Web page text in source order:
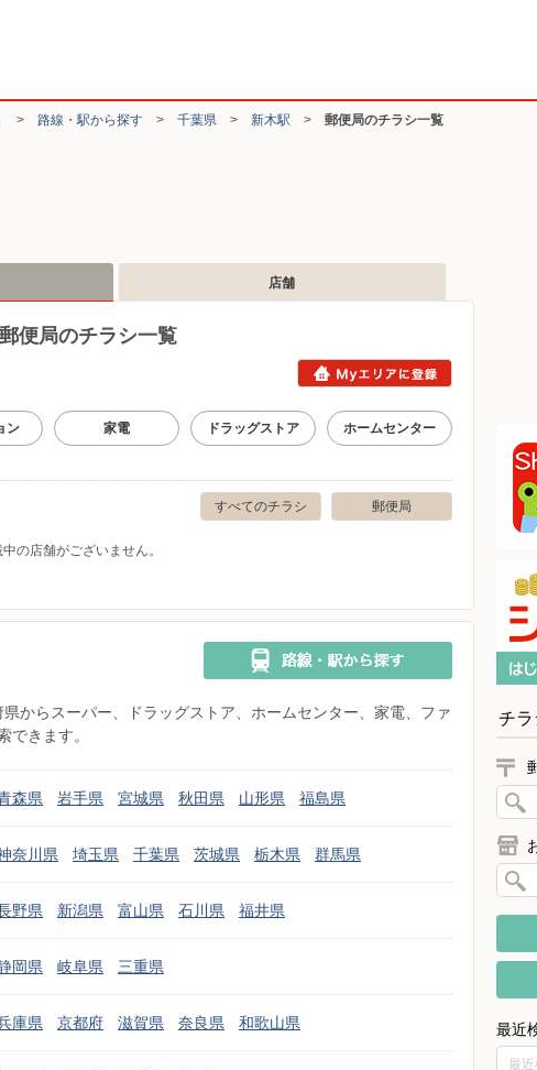
> 路線・駅から探す > 千葉県 > 新木駅 > 郵便局のチラシ一覧
店舗
便局のチラシ一覧
ン 家電 ドラッグストア ホームセンター
郵便局
すべてのチラシ
の店舗がございません。
からスーパー、ドラッグストア、ホームセンター、家電、ファ
できます。
森県 岩手県 宮城県 秋田県 山形県 福島県
奈川県 埼玉県 千葉県 茨城県 栃木県 群馬県
野県 新潟県 富山県 石川県 福井県
岡県 岐阜県 三重県
庫県 京都府 滋賀県 奈良県 和歌山県
チラ
最近
最